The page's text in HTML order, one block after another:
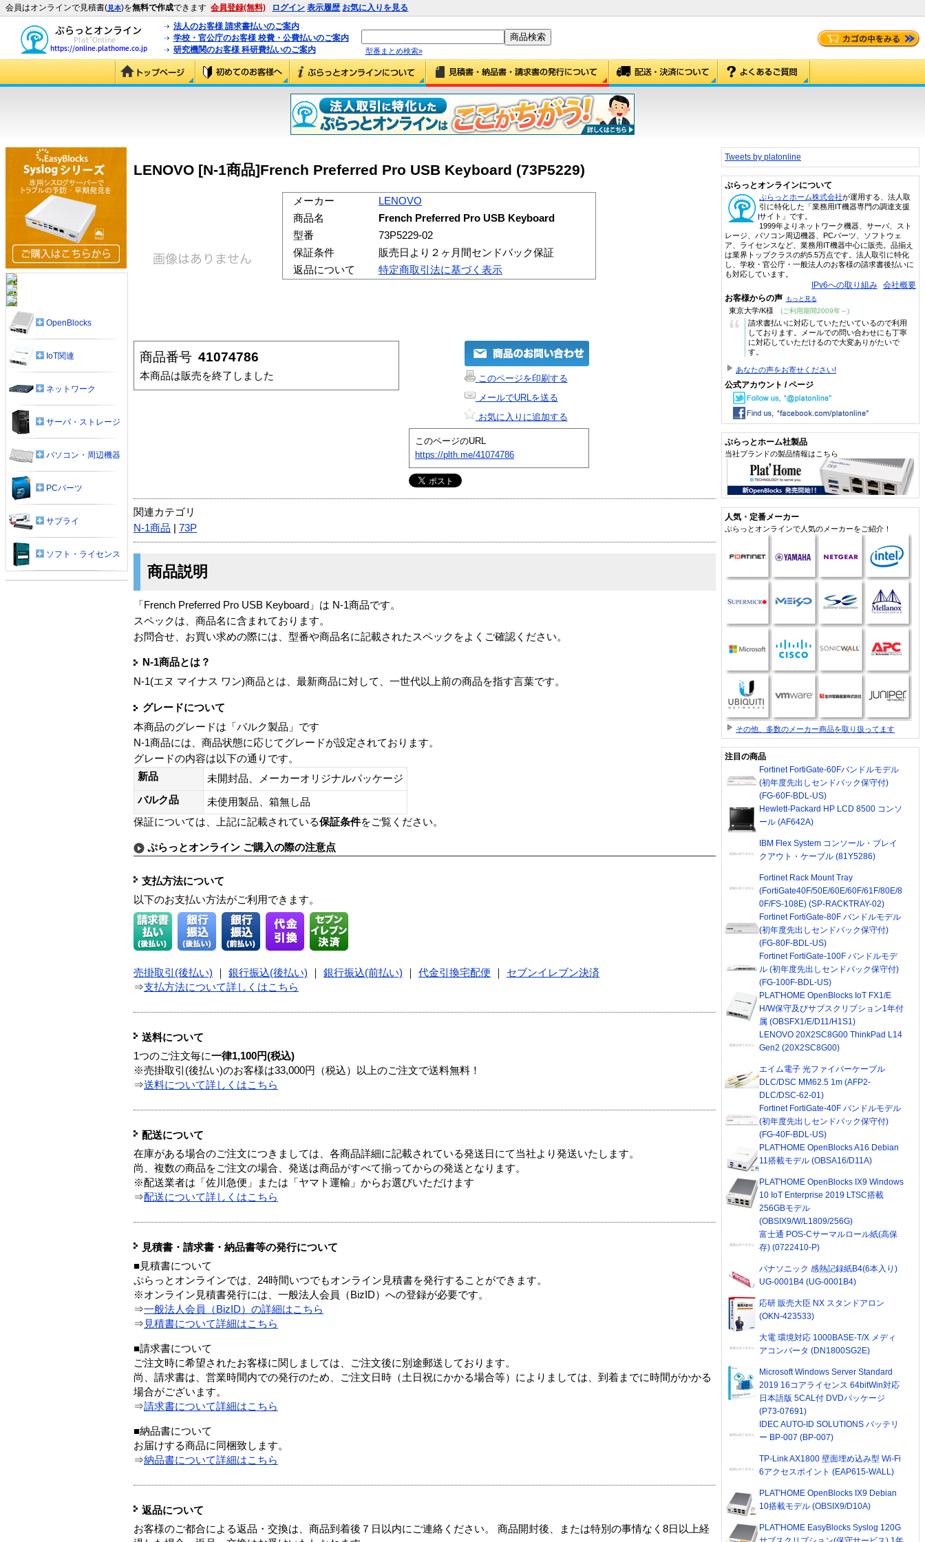
会員はオンラインで見積書(見本)を無料で作成できます 会員登録(無料) ログイン 表示履歴 お気に入りを見る
法人のお客様 請求書払いのご案内
学校・官公庁のお客様 校費・公費払いのご案内
研究機関のお客様 科研費払いのご案内
型番まとめ検索»
LENOVO [N-1商品]French Preferred Pro USB Keyboard (73P5229)
メーカー
LENOVO
商品名
French Preferred Pro USB Keyboard
型番
73P5229-02
保証条件
販売日より２ヶ月間センドバック保証
返品について
特定商取引法に基づく表示
商品番号 41074786
本商品は販売を終了しました
このページを印刷する
メールでURLを送る
お気に入りに追加する
このページのURL
https://plth.me/41074786
関連カテゴリ
N-1商品
73P
商品説明
「French Preferred Pro USB Keyboard」は N-1商品です。
スペックは、商品名に含まれております。
お問合せ、お買い求めの際には、型番や商品名に記載されたスペックをよくご確認ください。
N-1商品とは？
N-1(エヌ マイナス ワン)商品とは、最新商品に対して、一世代以上前の商品を指す言葉です。
グレードについて
本商品のグレードは「バルク製品」です
N-1商品には、商品状態に応じてグレードが設定されております。
グレードの内容は以下の通りです。
新品
未開封品、メーカーオリジナルパッケージ
バルク品
未使用製品、箱無し品
保証については、上記に記載されている保証条件をご覧ください。
ぷらっとオンライン ご購入の際の注意点
支払方法について
以下のお支払い方法がご利用できます。
売掛取引(後払い) 銀行振込(後払い) 銀行振込(前払い) 代金引換宅配便
セブンイレブン決済
⇒支払方法について詳しくはこちら
送料について
1つのご注文毎に一律1,100円(税込)
※売掛取引(後払い)のお客様は33,000円（税込）以上のご注文で送料無料！
⇒送料について詳しくはこちら
配送について
在庫がある場合のご注文につきましては、各商品詳細に記載されている発送日にて当社より発送いたします。
尚、複数の商品をご注文の場合、発送は商品がすべて揃ってからの発送となります。
※配送業者は「佐川急便」または「ヤマト運輸」からお選びいただけます
⇒配送について詳しくはこちら
見積書・請求書・納品書等の発行について
■見積書について
ぷらっとオンラインでは、24時間いつでもオンライン見積書を発行することができます。
※オンライン見積書発行には、一般法人会員（BizID）への登録が必要です。
⇒一般法人会員（BizID）の詳細はこちら
⇒ 見積書について詳細はこちら
■請求書について
ご注文時に希望されたお客様に関しましては、ご注文後に別途郵送しております。
尚、請求書は、営業時間内での発行のため、ご注文日時（土日祝にかかる場合等）によりましては、到着までに時間がかかる
場合がございます。
⇒請求書について詳細はこちら
■納品書について
お届けする商品に同梱致します。
⇒納品書について詳細はこちら
返品について
お客様のご都合による返品・交換は、商品到着後７日以内にご連絡ください。 商品開封後、または特別の事情なく8日以上経
OpenBlocks
IoT関連
ネットワーク
サーバ・ストレージ
パソコン・周辺機器
PCパーツ
サプライ
ソフト・ライセンス
Tweets by platonline
ぷらっとオンラインについて
ぷらっとホーム株式会社が運用する、法人取
引に特化した「業務用IT機器専門の調達支援
サイト」です。
1999年よりネットワーク機器、サーバ、スト
レージ、パソコン周辺機器、PCパーツ、ソフトウェ
ア、ライセンスなど、業務用IT機器中心に販売。品揃え
は業界トップクラスの約5.5万点です。法人取引に特化
し、学校・官公庁・一般法人のお客様の請求書後払いに
も対応しています。
IPv6への取り組み 会社概要
お客様からの声 もっと見る
東京大学/K様 (ご利用期間2009年～)
“
請求書払いに対応していただいているので利用
しております。メールでの問い合わせにも丁寧
に対応していただけるので大変ありがたいで
す。
あなたの声をお寄せください!
公式アカウント / ページ
ぷらっとホーム社製品
当社ブランドの製品情報はこちら
人気・定番メーカー
ぷらっとオンラインで人気のメーカーをご紹介！
その他、多数のメーカー商品を取り扱ってます
注目の商品
Fortinet FortiGate-60Fバンドルモデル
(初年度先出しセンドバック保守付)
(FG-60F-BDL-US)
Hewlett-Packard HP LCD 8500 コンソ
ール (AF642A)
IBM Flex System コンソール・ブレイ
クアウト・ケーブル (81Y5286)
Fortinet Rack Mount Tray
(FortiGate40F/50E/60E/60F/61F/80E/8
0F/FS-108E) (SP-RACKTRAY-02)
Fortinet FortiGate-80F バンドルモデル
(初年度先出しセンドバック保守付)
(FG-80F-BDL-US)
Fortinet FortiGate-100F バンドルモデ
ル (初年度先出しセンドバック保守付)
(FG-100F-BDL-US)
PLAT'HOME OpenBlocks IoT FX1/E
H/W保守及びサブスクリプション1年付
属 (OBSFX1/E/D11/H1S1)
LENOVO 20X2SC8G00 ThinkPad L14
Gen2 (20X2SC8G00)
エイム電子 光ファイバーケーブル
DLC/DSC MM62.5 1m (AFP2-
DLC/DSC-62-01)
Fortinet FortiGate-40F バンドルモデル
(初年度先出しセンドバック保守付)
(FG-40F-BDL-US)
PLAT'HOME OpenBlocks A16 Debian
11搭載モデル (OBSA16/D11A)
PLAT'HOME OpenBlocks IX9 Windows
10 IoT Enterprise 2019 LTSC搭載
256GBモデル
(OBSIX9/W/L1809/256G)
富士通 POS-Cサーマルロール紙(高保
存) (0722410-P)
パナソニック 感熱記録紙B4(6本入り)
UG-0001B4 (UG-0001B4)
応研 販売大臣 NX スタンドアロン
(OKN-423533)
大電 環境対応 1000BASE-T/X メディ
アコンバータ (DN1800SG2E)
Microsoft Windows Server Standard
2019 16コアライセンス 64bitWin対応
日本語版 5CAL付 DVDパッケージ
(P73-07691)
IDEC AUTO-ID SOLUTIONS バッテリ
ー BP-007 (BP-007)
TP-Link AX1800 壁面埋め込み型 Wi-Fi
6アクセスポイント (EAP615-WALL)
PLAT'HOME OpenBlocks IX9 Debian
10搭載モデル (OBSIX9/D10A)
PLAT'HOME EasyBlocks Syslog 120G